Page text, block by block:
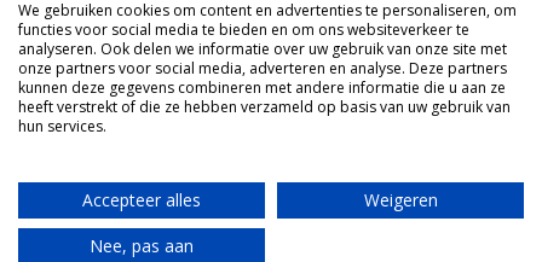
We gebruiken cookies om content en advertenties te personaliseren, om
functies voor social media te bieden en om ons websiteverkeer te
analyseren. Ook delen we informatie over uw gebruik van onze site met
onze partners voor social media, adverteren en analyse. Deze partners
kunnen deze gegevens combineren met andere informatie die u aan ze
heeft verstrekt of die ze hebben verzameld op basis van uw gebruik van
hun services.
Accepteer alles
Weigeren
Nee, pas aan